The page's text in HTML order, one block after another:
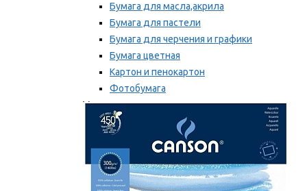
Бумага для масла,акрила
Бумага для пастели
Бумага для черчения и графики
Бумага цветная
Картон и пенокартон
Фотобумага
Мы рекомендуем